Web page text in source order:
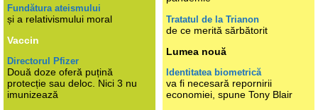
Fundătura ateismului
și a relativismului moral
Vaccin
Directorul Pfizer
Două doze oferă puțină
protecție sau deloc. Nici 3 nu
imunizează
Tratatul de la Trianon
de ce merită sărbătorit
Lumea nouă
Identitatea biometrică
va fi necesară repornirii
economiei, spune Tony Blair